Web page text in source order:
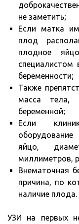
не заметить;
Если матка
плод
плодное
беременности;
Также
масса
беременной;
Если
яйцо,
миллиметров,
Внематочная
причина, по
наличие плода.
УЗИ на первых